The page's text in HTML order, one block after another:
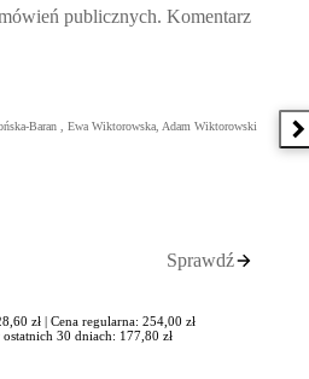
publicznych. Komentarz
Baran , Ewa Wiktorowska, Adam Wiktorowski
Sprawdź
zł | Cena regularna: 254,00 zł
ostatnich 30 dniach: 177,80 zł